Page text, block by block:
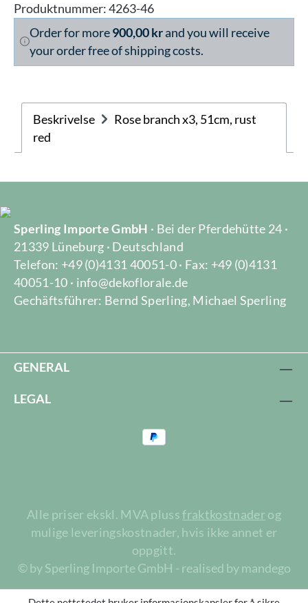
Produktnummer:4263-46
Order for more900,00 krand you will receive
your order free of shipping costs.
Beskrivelse
Rose branch x3, 51cm, rust
red
Sperling Importe GmbH · Bei der Pferdehütte 24 ·
21339 Lüneburg · Deutschland
Telefon: +49 (0)4131 40051-0 · Fax: +49 (0)4131
40051-10 · info@dekoflorale.de
Gechäftsführer: Bernd Sperling, Michael Sperling
GENERAL
LEGAL
Alle priser ekskl. MVA plussfraktkostnaderog
mulige leveringskostnader, hvis ikke annet er
oppgitt.
© by Sperling Importe GmbH - realised by mandego